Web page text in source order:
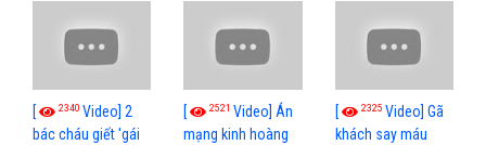
[ 2340 Video] 2
bác cháu giết 'gái
[ 2521Video] Án
mạng kinh hoàng
[ 2325 Video] Gã
khách say máu